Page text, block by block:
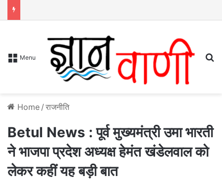
Menu
Home / राजनीति
Betul News : पूर्व मुख्यमंत्री उमा भारती
ने भाजपा प्रदेश अध्यक्ष हेमंत खंडेलवाल को
लेकर कहीं यह बड़ी बात